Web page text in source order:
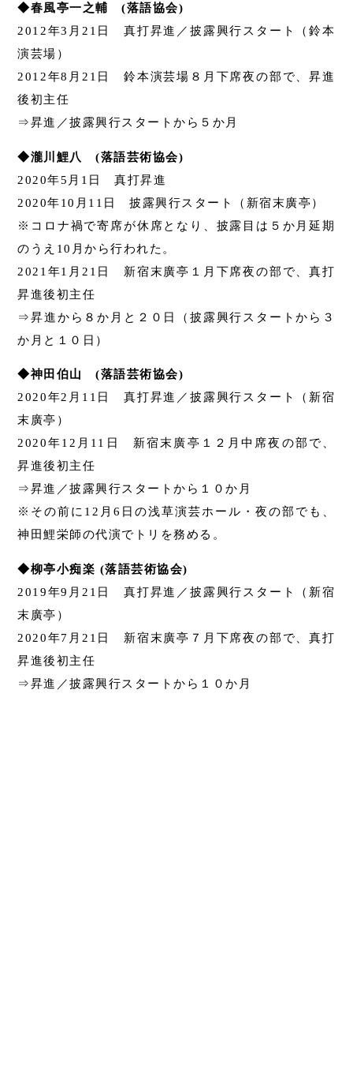
◆春風亭一之輔 (落語協会)
2012年3月21日 真打昇進／披露興行スタート（鈴本
演芸場）
2012年8月21日 鈴本演芸場８月下席夜の部で、昇進
後初主任
⇒昇進／披露興行スタートから５か月
◆瀧川鯉八 (落語芸術協会)
2020年5月1日 真打昇進
2020年10月11日 披露興行スタート（新宿末廣亭）
※コロナ禍で寄席が休席となり、披露目は５か月延期
のうえ10月から行われた。
2021年1月21日 新宿末廣亭１月下席夜の部で、真打
昇進後初主任
⇒昇進から８か月と２０日（披露興行スタートから３
か月と１０日）
◆神田伯山 (落語芸術協会)
2020年2月11日 真打昇進／披露興行スタート（新宿
末廣亭）
2020年12月11日 新宿末廣亭１２月中席夜の部で、
昇進後初主任
⇒昇進／披露興行スタートから１０か月
※その前に12月6日の浅草演芸ホール・夜の部でも、
神田鯉栄師の代演でトリを務める。
◆柳亭小痴楽 (落語芸術協会)
2019年9月21日 真打昇進／披露興行スタート（新宿
末廣亭）
2020年7月21日 新宿末廣亭７月下席夜の部で、真打
昇進後初主任
⇒昇進／披露興行スタートから１０か月